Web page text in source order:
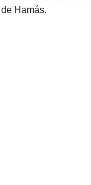
Hamás.